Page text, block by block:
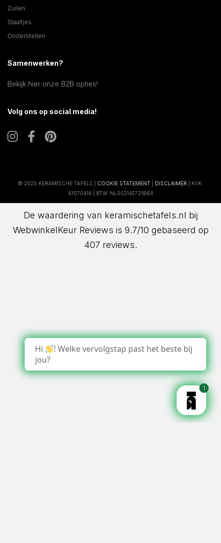
Zuilen
Staaltjes
Onderstellen
Samenwerken?
Bekijk hier onze B2B opties!
Volg ons op social media!
© 2025 KERAMISCHE TAFELS | COOKIE STATEMENT DISCLAIMER | KVK:
61070416 | BTW: NL002142731B64
De waardering van keramischetafels.nl bij
WebwinkelKeur Reviews is 9.7/10 gebaseerd op
407 reviews.
Hi
! Welke vervolgstap past het beste bij
jou?
1